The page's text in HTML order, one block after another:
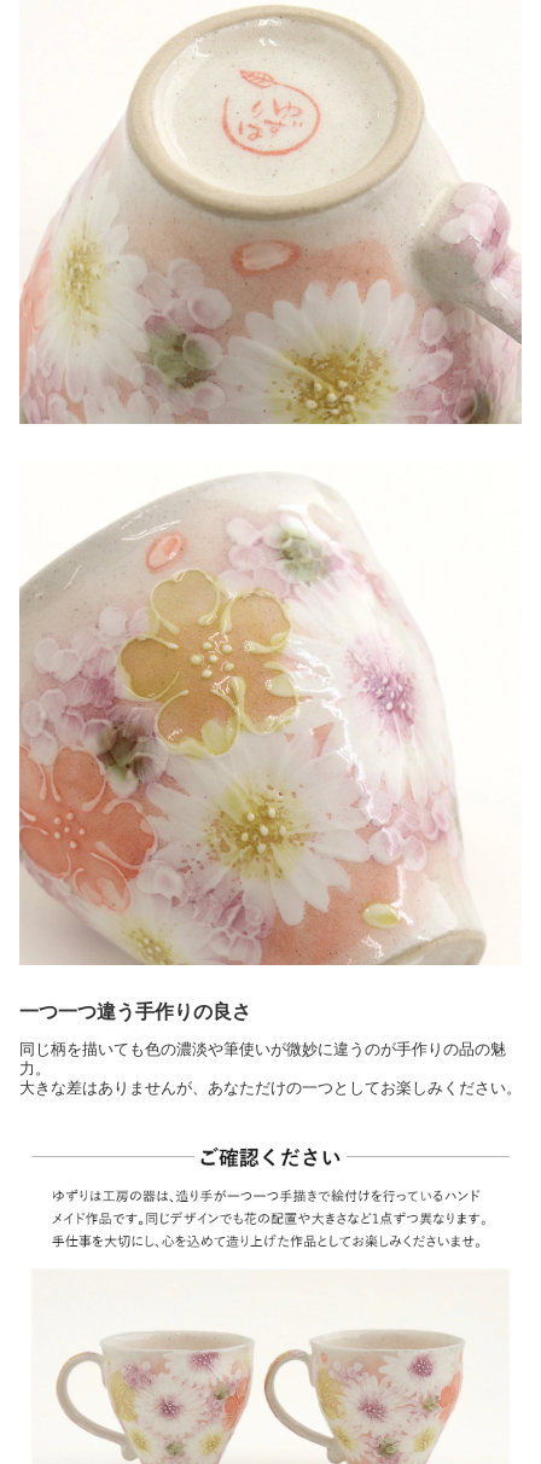
一つ一つ違う手作りの良さ
同じ柄を描いても色の濃淡や筆使いが微妙に違うのが手作りの品の魅
力。
大きな差はありませんが、あなただけの一つとしてお楽しみください。